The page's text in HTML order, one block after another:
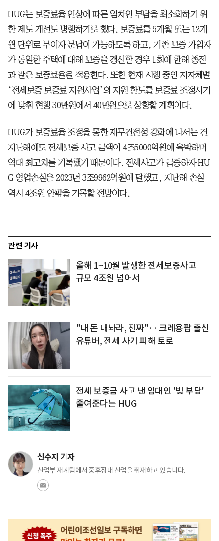
HUG는 보증료율 인상에 따른 임차인 부담을 최소화하기 위
한 제도 개선도 병행하기로 했다. 보증료를 6개월 또는 12개
월 단위로 무이자 분납이 가능하도록 하고, 기존 보증 가입자
가 동일한 주택에 대해 보증을 갱신할 경우 1회에 한해 종전
과 같은 보증료율을 적용한다. 또한 현재 시행 중인 지자체별
‘전세보증 보증료 지원사업’의 지원 한도를 보증료 조정시기
에 맞춰 현행 30만원에서 40만원으로 상향할 계획이다.
HUG가 보증료율 조정을 통한 재무건전성 강화에 나서는 건
지난해에도 전세보증 사고 금액이 4조5000억원에 육박하며
역대 최고치를 기록했기 때문이다. 전세사고가 급증하자 HU
G 영업손실은 2023년 3조9962억원에 달했고, 지난해 손실
역시 4조원 안팎을 기록할 전망이다.
관련 기사
올해 1~10월 발생한 전세보증사고
규모 4조원 넘어서
"내 돈 내놔라, 진짜"… 크레용팝 출신
유튜버, 전세 사기 피해 토로
전세 보증금 사고 낸 임대인 '빚 부담'
줄여준다는 HUG
신수지 기자
산업부 재계팀에서 중후장대 산업을 취재하고 있습니다.